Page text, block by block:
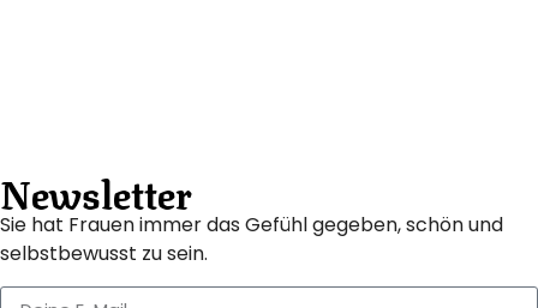
Newsletter
Sie hat Frauen immer das Gefühl gegeben, schön und
selbstbewusst zu sein.